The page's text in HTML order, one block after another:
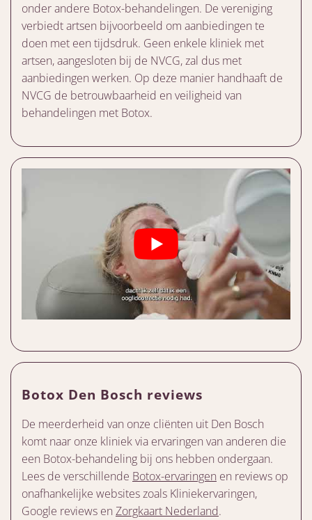
onder andere Botox-behandelingen. De vereniging
verbiedt artsen bijvoorbeeld om aanbiedingen te
doen met een tijdsdruk. Geen enkele kliniek met
artsen, aangesloten bij de NVCG, zal dus met
aanbiedingen werken. Op deze manier handhaaft de
NVCG de betrouwbaarheid en veiligheid van
behandelingen met Botox.
Botox Den Bosch reviews
De meerderheid van onze cliënten uit Den Bosch
komt naar onze kliniek via ervaringen van anderen die
een Botox-behandeling bij ons hebben ondergaan.
Lees de verschillende Botox-ervaringen en reviews op
onafhankelijke websites zoals Kliniekervaringen,
Google reviews en Zorgkaart Nederland.